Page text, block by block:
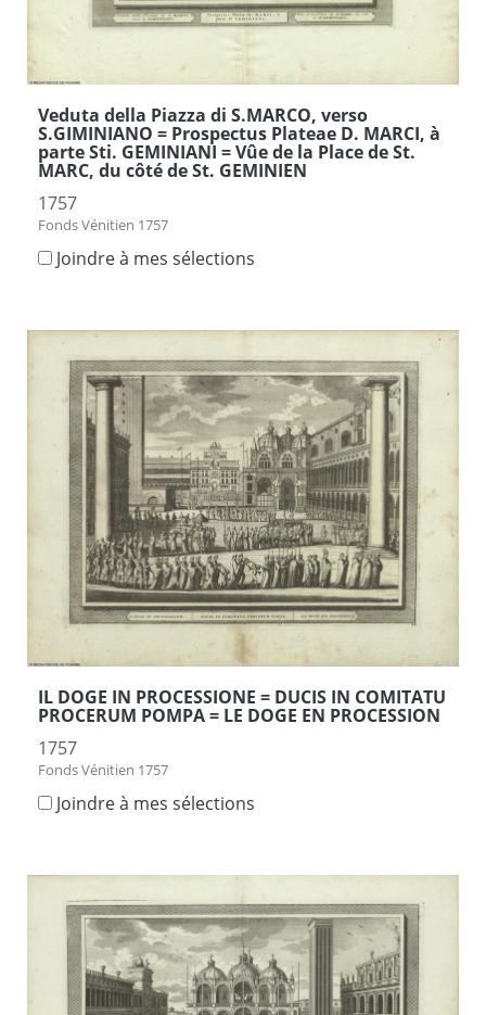
Veduta della Piazza di S.MARCO, verso
S.GIMINIANO = Prospectus Plateae D. MARCI, à
parte Sti. GEMINIANI = Vûe de la Place de St.
MARC, du côté de St. GEMINIEN
1757
Fonds Vénitien 1757
Joindre à mes sélections
IL DOGE IN PROCESSIONE = DUCIS IN COMITATU
PROCERUM POMPA = LE DOGE EN PROCESSION
1757
Fonds Vénitien 1757
Joindre à mes sélections